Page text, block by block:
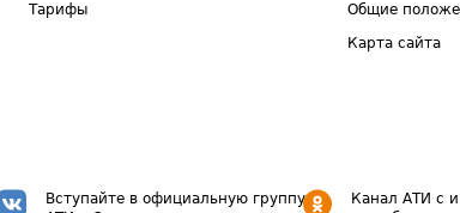
Тарифы
Общие
Карта сайта
Вступайте в официальную группу
Канал АТИ с